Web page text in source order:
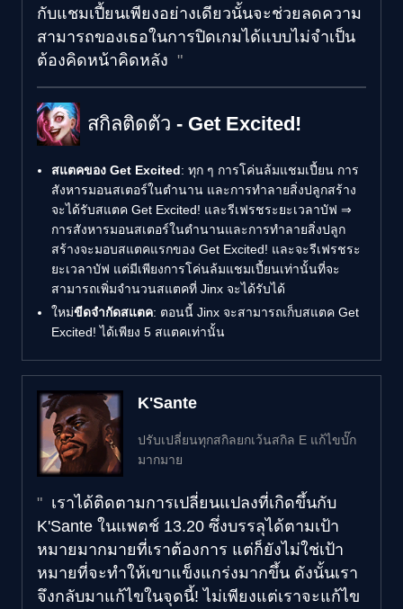
กับแชมเปี้ยนเพียงอย่างเดียวนั้นจะช่วยลดความ
สามารถของเธอในการปิดเกมได้แบบไม่จำเป็น
ต้องคิดหน้าคิดหลัง
สกิลติดตัว - Get Excited!
สแตคของ Get Excited: ทุก ๆ การโค่นล้มแชมเปี้ยน การ
สังหารมอนสเตอร์ในตำนาน และการทำลายสิ่งปลูกสร้าง
จะได้รับสแตค Get Excited! และรีเฟรชระยะเวลาบัฟ ⇒
การสังหารมอนสเตอร์ในตำนานและการทำลายสิ่งปลูก
สร้างจะมอบสแตคแรกของ Get Excited! และจะรีเฟรชระ
ยะเวลาบัฟ แต่มีเพียงการโค่นล้มแชมเปี้ยนเท่านั้นที่จะ
สามารถเพิ่มจำนวนสแตคที่ Jinx จะได้รับได้
ใหม่ขีดจำกัดสแตค: ตอนนี้ Jinx จะสามารถเก็บสแตค Get
Excited! ได้เพียง 5 สแตคเท่านั้น
K'Sante
ปรับเปลี่ยนทุกสกิลยกเว้นสกิล E แก้ไขบั๊ก
มากมาย
เราได้ติดตามการเปลี่ยนแปลงที่เกิดขึ้นกับ
K'Sante ในแพตช์ 13.20 ซึ่งบรรลุได้ตามเป้า
หมายมากมายที่เราต้องการ แต่ก็ยังไม่ใช่เป้า
หมายที่จะทำให้เขาแข็งแกร่งมากขึ้น ดังนั้นเรา
จึงกลับมาแก้ไขในจุดนี้! ไม่เพียงแต่เราจะแก้ไข